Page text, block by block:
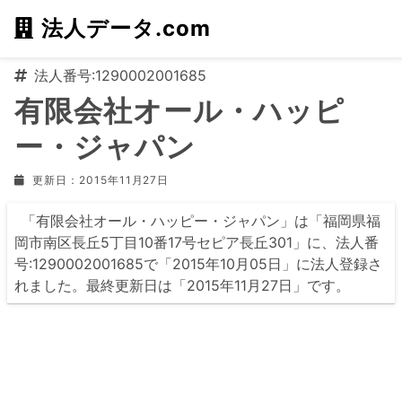
法人データ.com
法人番号:1290002001685
有限会社オール・ハッピ
ー・ジャパン
更新日：2015年11月27日
「有限会社オール・ハッピー・ジャパン」は「福岡県福
岡市南区長丘5丁目10番17号セピア長丘301」に、法人番
号:1290002001685で「2015年10月05日」に法人登録さ
れました。最終更新日は「2015年11月27日」です。